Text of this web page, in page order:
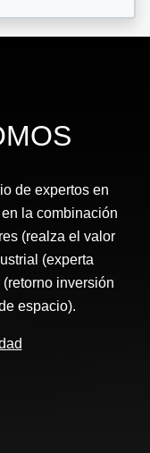
de expertos en
la combinación
(realza el valor
(experta
inversión
espacio).